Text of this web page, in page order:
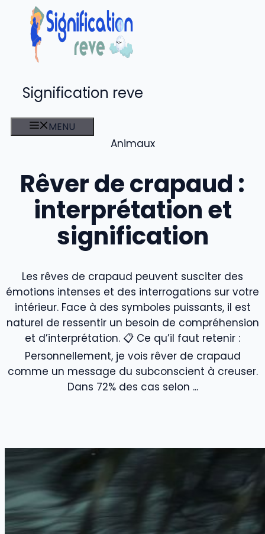
contenu
Signification reve
MENU
Animaux
Rêver de crapaud :
interprétation et
signification
Les rêves de crapaud peuvent susciter des
émotions intenses et des interrogations sur votre
intérieur. Face à des symboles puissants, il est
naturel de ressentir un besoin de compréhension
et d’interprétation. 📋 Ce qu’il faut retenir :
Personnellement, je vois rêver de crapaud
comme un message du subconscient à creuser.
Dans 72% des cas selon ...